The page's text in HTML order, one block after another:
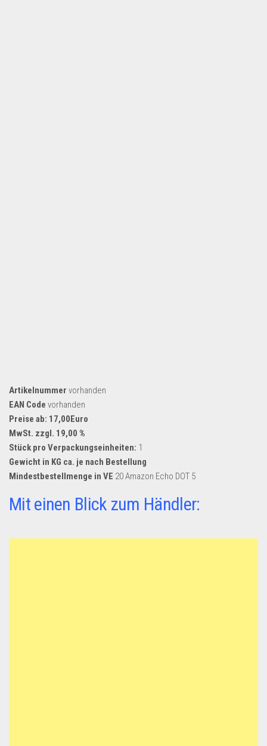
Artikelnummer vorhanden
EAN Code vorhanden
Preise ab: 17,00Euro
MwSt. zzgl. 19,00 %
Stück pro Verpackungseinheiten: 1
Gewicht in KG ca. je nach Bestellung
Mindestbestellmenge in VE 20 Amazon Echo DOT 5
Mit einen Blick zum Händler: